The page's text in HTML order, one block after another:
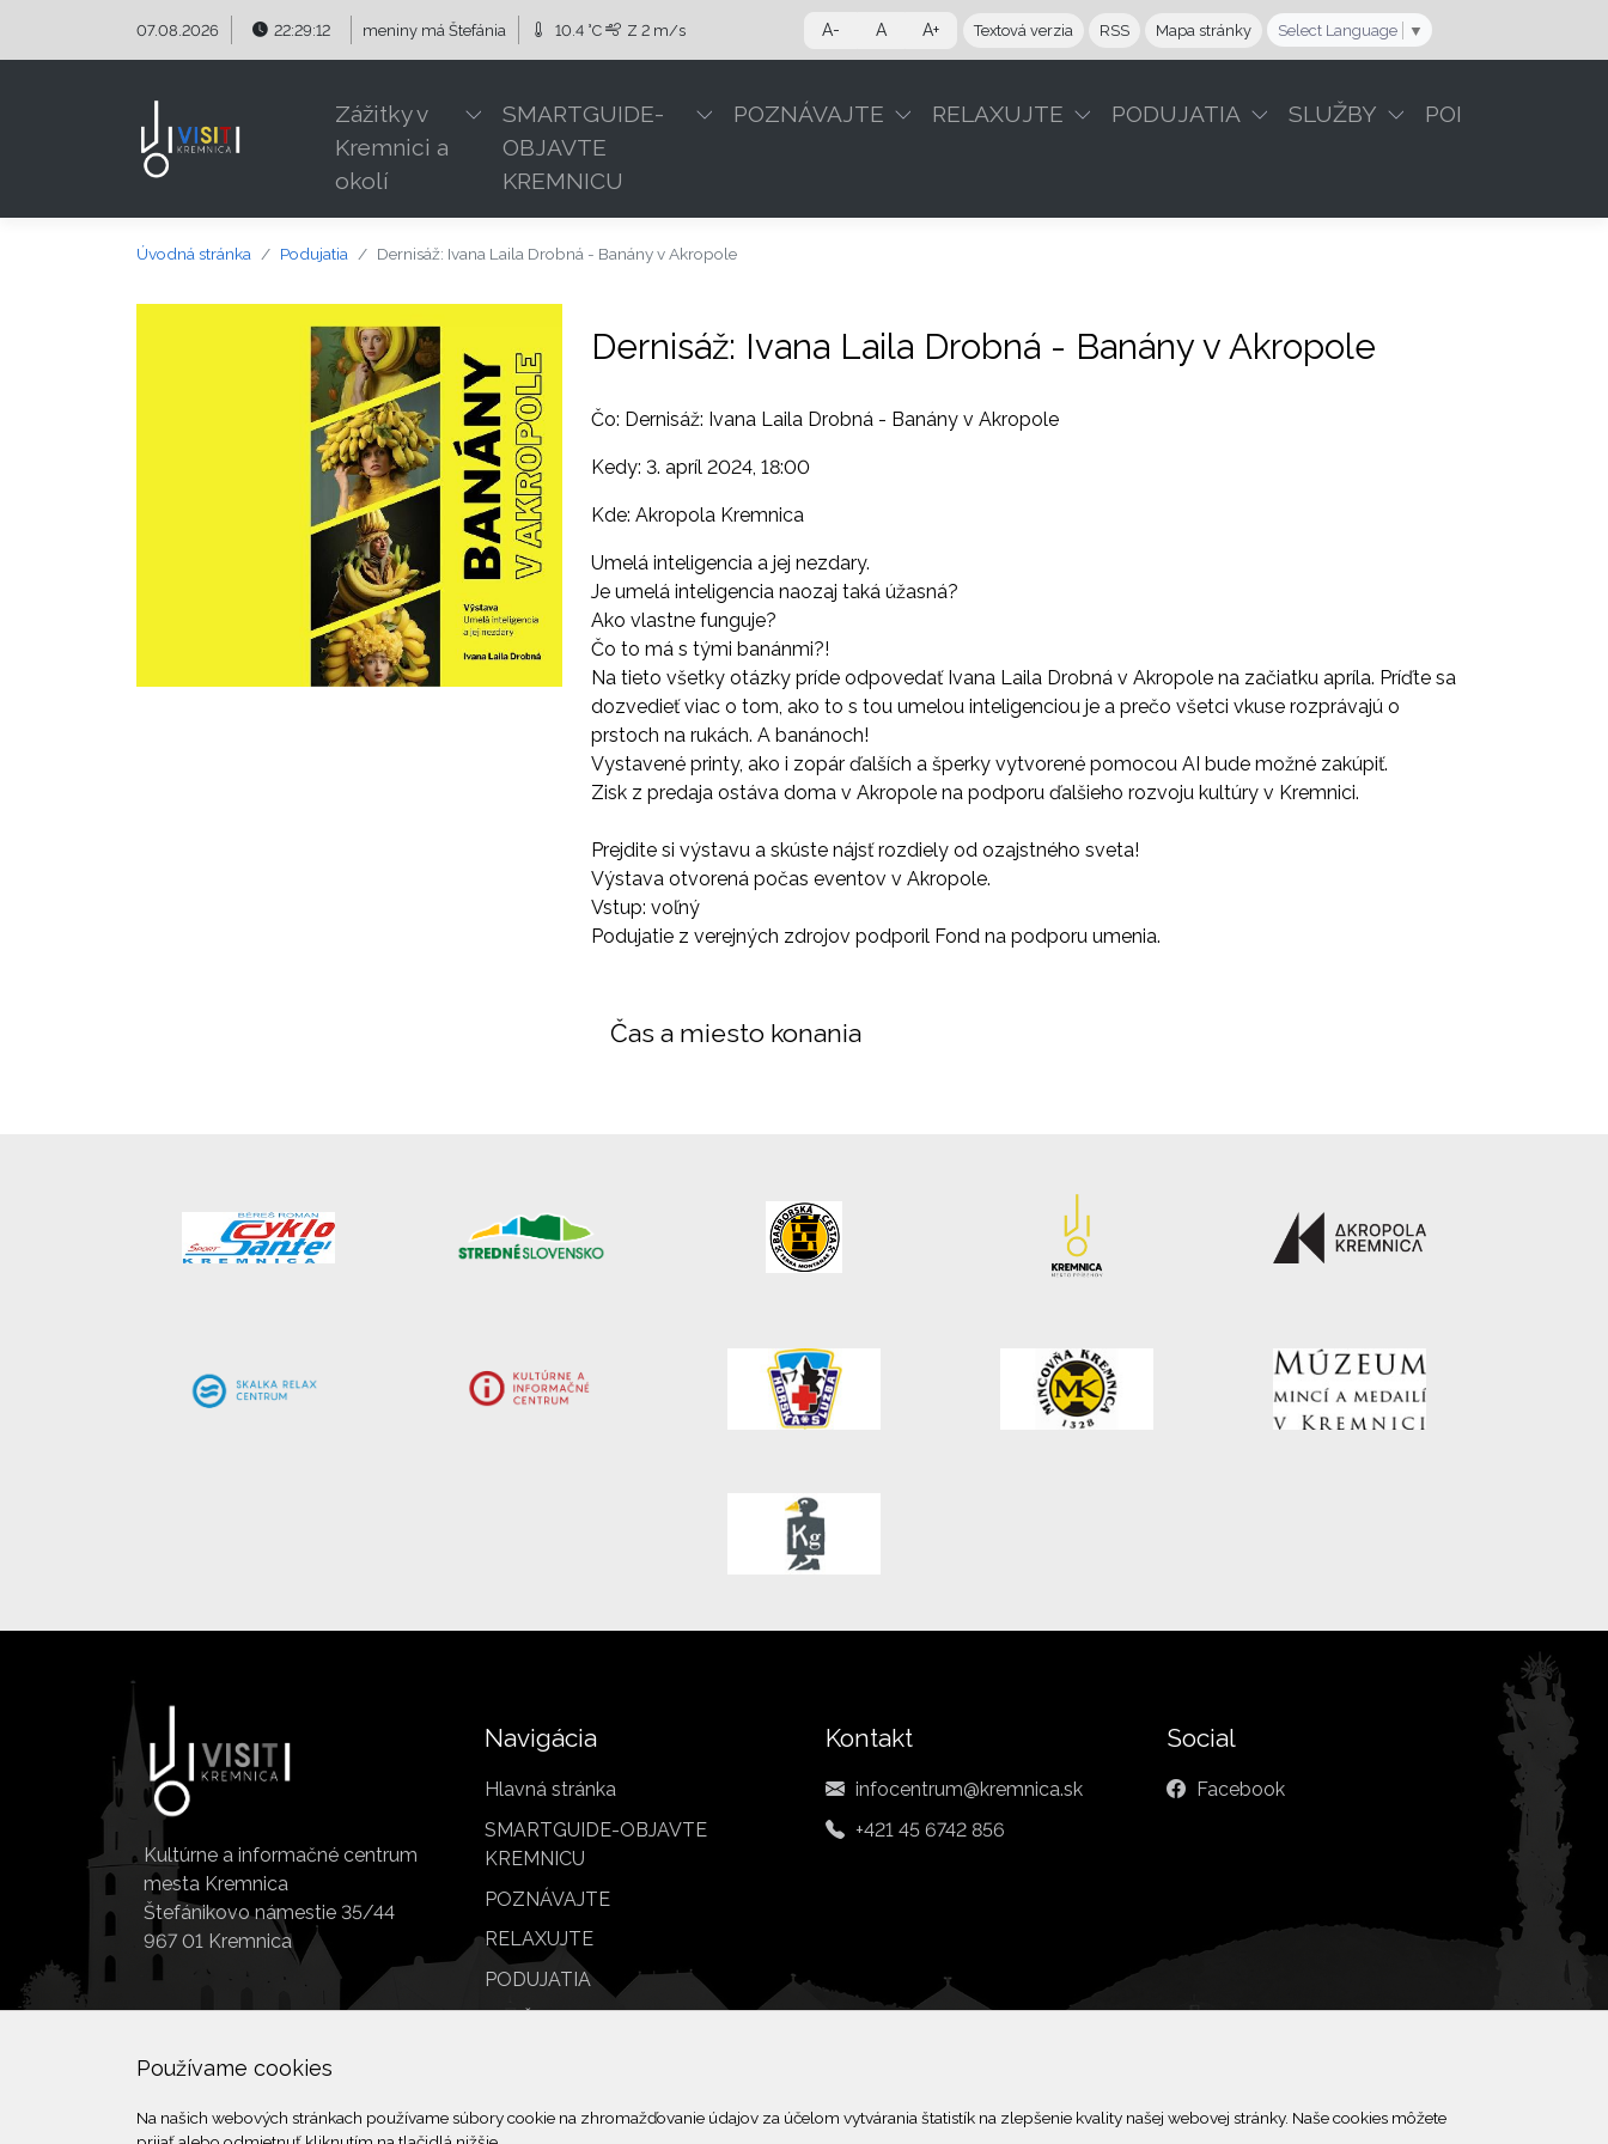
07.08.2026 22:29:12 meniny máŠtefánia 10.4 °C Z 2 m/s A- A A+ Textová verzia RSS Mapa stránky Select Language ▼
Zážitky v
Kremnici a
okolí
SMARTGUIDE-
OBJAVTE
KREMNICU
POZNÁVAJTE RELAXUJTE PODUJATIA SLUŽBY POI
Úvodná stránka Podujatia Dernisáž: Ivana Laila Drobná - Banány v Akropole
Dernisáž: Ivana Laila Drobná - Banány v Akropole
Čo: Dernisáž: Ivana Laila Drobná - Banány v Akropole
Kedy: 3. apríl 2024, 18:00
Kde: Akropola Kremnica
Umelá inteligencia a jej nezdary.
Je umelá inteligencia naozaj taká úžasná?
Ako vlastne funguje?
Čo to má s tými banánmi?!
Na tieto všetky otázky príde odpovedať Ivana Laila Drobná v Akropole na začiatku apríla. Príďte sa
dozvedieť viac o tom, ako to s tou umelou inteligenciou je a prečo všetci vkuse rozprávajú o
prstoch na rukách. A banánoch!
Vystavené printy, ako i zopár ďalších a šperky vytvorené pomocou AI bude možné zakúpiť.
Zisk z predaja ostáva doma v Akropole na podporu ďalšieho rozvoju kultúry v Kremnici.
Prejdite si výstavu a skúste nájsť rozdiely od ozajstného sveta!
Výstava otvorená počas eventov v Akropole.
Vstup: voľný
Podujatie z verejných zdrojov podporil Fond na podporu umenia.
Čas a miesto konania
Používame cookies
Na našich webových stránkach používame súbory cookie na zhromažďovanie údajov za účelom vytvárania štatistík na zlepšenie kvality našej webovej stránky. Naše cookies môžete
Kultúrne a informačné centrum
mesta Kremnica
Štefánikovo námestie 35/44
967 01 Kremnica
Navigácia
Hlavná stránka
SMARTGUIDE-OBJAVTE
KREMNICU
POZNÁVAJTE
RELAXUJTE
PODUJATIA
Kontakt
infocentrum@kremnica.sk
+421 45 6742 856
Social
Facebook
© 2026 Arrabella s.r.o., mayabella s.r.o., Všetky práva vyhradené.